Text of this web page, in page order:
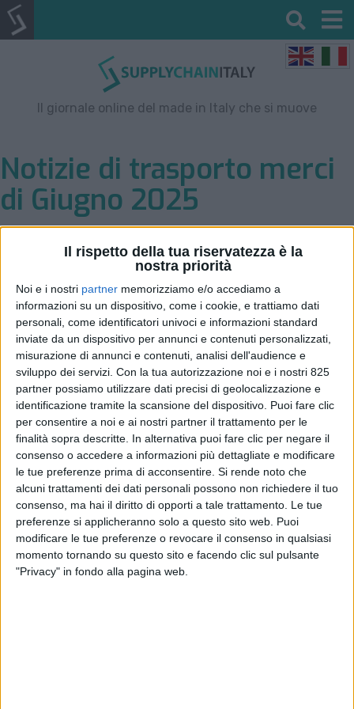
Il rispetto della tua riservatezza è la
nostra priorità
Noi e i nostri partner memorizziamo e/o accediamo a
informazioni su un dispositivo, come i cookie, e trattiamo dati
personali, come identificatori univoci e informazioni standard
inviate da un dispositivo per annunci e contenuti personalizzati,
misurazione di annunci e contenuti, analisi dell'audience e
sviluppo dei servizi. Con la tua autorizzazione noi e i nostri 825
partner possiamo utilizzare dati precisi di geolocalizzazione e
identificazione tramite la scansione del dispositivo. Puoi fare clic
per consentire a noi e ai nostri partner il trattamento per le
finalità sopra descritte. In alternativa puoi fare clic per negare il
consenso o accedere a informazioni più dettagliate e modificare
le tue preferenze prima di acconsentire. Si rende noto che
alcuni trattamenti dei dati personali possono non richiedere il tuo
consenso, ma hai il diritto di opporti a tale trattamento. Le tue
preferenze si applicheranno solo a questo sito web. Puoi
modificare le tue preferenze o revocare il consenso in qualsiasi
momento tornando su questo sito e facendo clic sul pulsante
"Privacy" in fondo alla pagina web.
Il giornale online del made in Italy che si muove
Notizie di trasporto merci
di Giugno 2025
Filtro per data
Al via lo sdoganamento
centralizzato europeo
ECONOMIA
11 GIUGNO 2025
VUOI RICEVERE AGGIORNAMENTI SUI
TUOI TOPICS PREFERITI OGNI